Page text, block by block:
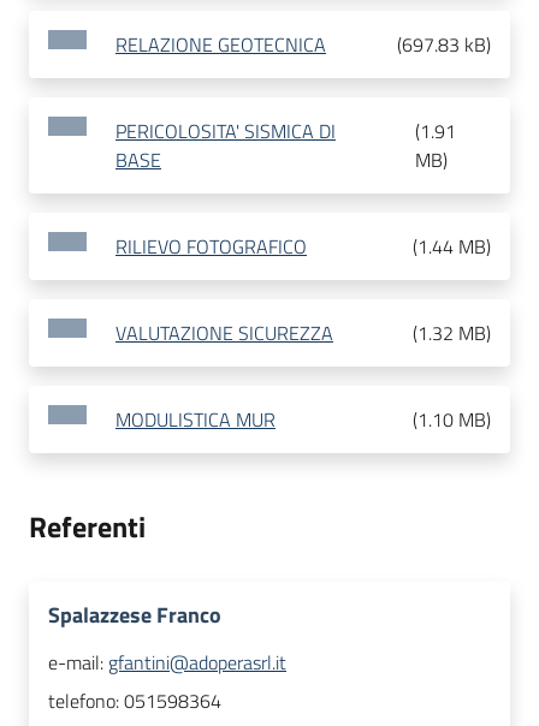
RELAZIONE GEOTECNICA (697.83 kB)
PERICOLOSITA' SISMICA DI
BASE
(1.91
MB)
RILIEVO FOTOGRAFICO (1.44 MB)
VALUTAZIONE SICUREZZA (1.32 MB)
MODULISTICA MUR (1.10 MB)
Referenti
Spalazzese Franco
e-mail: gfantini@adoperasrl.it
telefono:051598364